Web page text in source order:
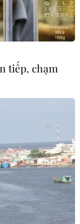
Anh Đào trên con
Hữu/TTXVN)
phủ Thủ
anh đào năm
thông lệ hằng
tiếp, chạm